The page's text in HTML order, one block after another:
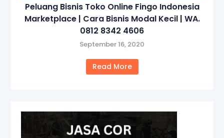
Peluang Bisnis Toko Online Fingo Indonesia
Marketplace | Cara Bisnis Modal Kecil | WA.
0812 8342 4606
September 16, 2020
Read More